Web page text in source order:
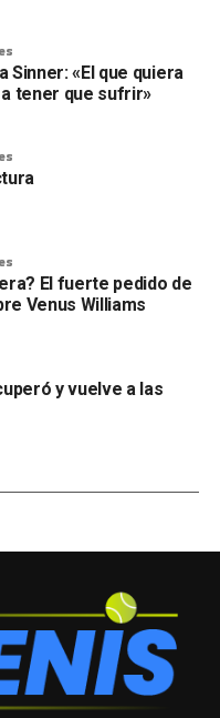
Sinner: «El que quiera
tener que sufrir»
El fuerte pedido de
Venus Williams
y vuelve a las